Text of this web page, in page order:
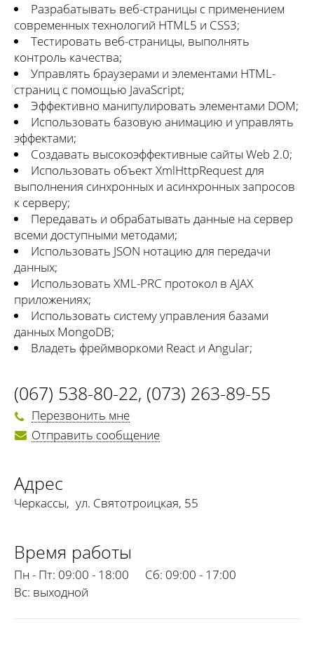
Разрабатывать веб-страницы с применением
современных технологий HTML5 и CSS3;
Тестировать веб-страницы, выполнять
контроль качества;
Управлять браузерами и элементами HTML-
страниц с помощью JavaScript;
Эффективно манипулировать элементами DOM;
Использовать базовую анимацию и управлять
эффектами;
Создавать высокоэффективные сайты Web 2.0;
Использовать объект XmlHttpRequest для
выполнения синхронных и асинхронных запросов
к серверу;
Передавать и обрабатывать данные на сервер
всеми доступными методами;
Использовать JSON нотацию для передачи
данных;
Использовать XML-PRC протокол в AJAX
приложениях;
Использовать систему управления базами
данных MongoDB;
Владеть фреймворкоми React и Angular;
(067) 538-80-22, (073) 263-89-55
Перезвонить мне
Отправить сообщение
Адрес
Черкассы, ул. Святотроицкая, 55
Время работы
Пн - Пт: 09:00 - 18:00 Сб: 09:00 - 17:00
Вс: выходной